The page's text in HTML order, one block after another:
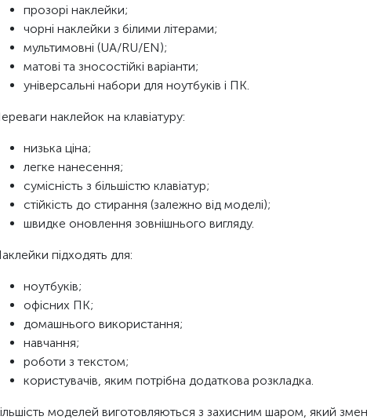
прозорі наклейки;
чорні наклейки з білими літерами;
мультимовні (UA/RU/EN);
матові та зносостійкі варіанти;
універсальні набори для ноутбуків і ПК.
наклейок на клавіатуру:
низька ціна;
легке нанесення;
сумісність з більшістю клавіатур;
стійкість до стирання (залежно від моделі);
швидке оновлення зовнішнього вигляду.
підходять для:
ноутбуків;
офісних ПК;
домашнього використання;
навчання;
роботи з текстом;
користувачів, яким потрібна додаткова розкладка.
моделей виготовляються з захисним шаром, який